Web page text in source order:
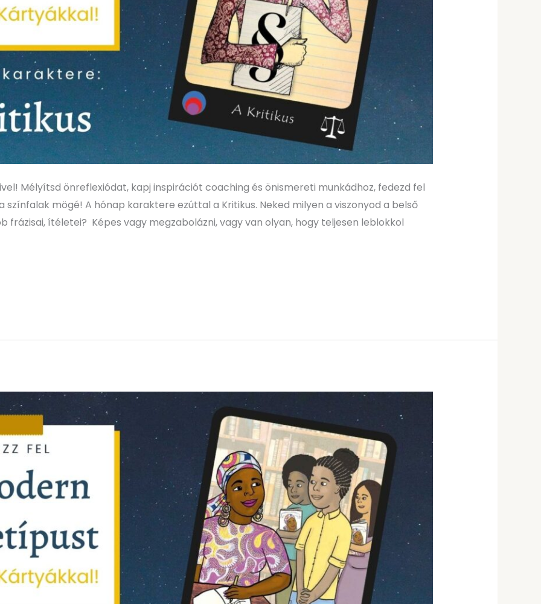
Mélyítsd önreflexiódat, kapj inspirációt coaching és önismereti munkádhoz, fedezd fel
színfalak mögé! A hónap karaktere ezúttal a Kritikus. Neked milyen a viszonyod a belső
frázisai, ítéletei? Képes vagy megzabolázni, vagy van olyan, hogy teljesen leblokkol